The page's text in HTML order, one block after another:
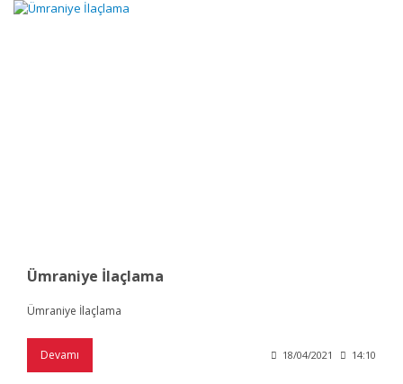
Ümraniye İlaçlama
Ümraniye İlaçlama
Devamı 18/04/2021 14:10